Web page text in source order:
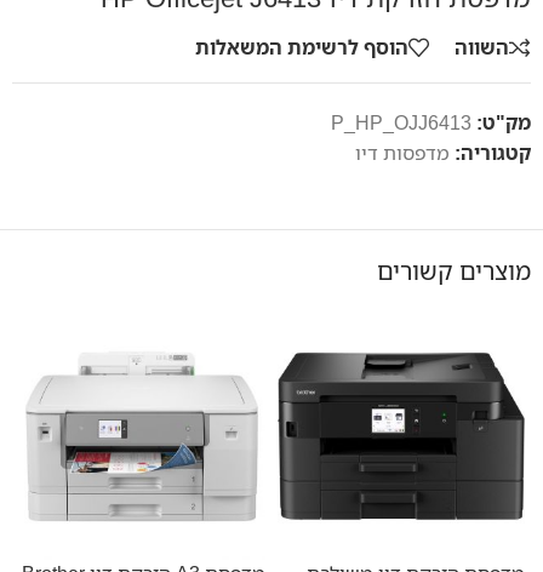
השווה הוסף לרשימת המשאלות
מק"ט: P_HP_OJJ6413
קטגוריה: מדפסות דיו
מוצרים קשורים